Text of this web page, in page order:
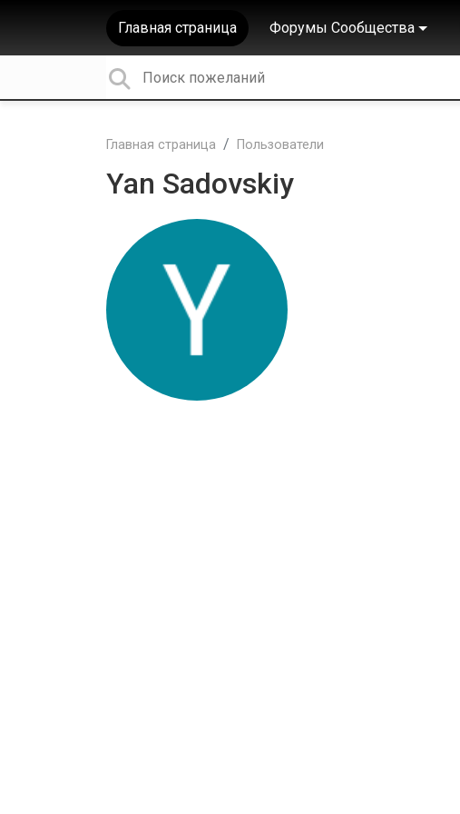
Главная страница Форумы Сообщества
Главная страница Пользователи
Yan Sadovskiy